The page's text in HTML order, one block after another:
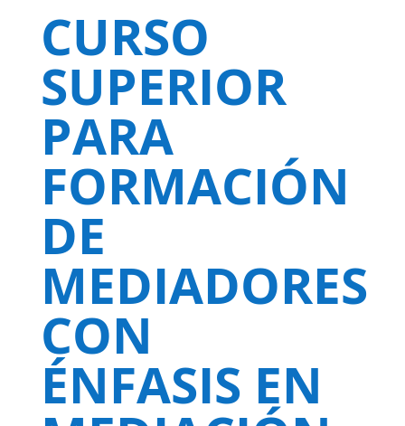
CURSO
SUPERIOR
PARA
FORMACIÓN
DE
MEDIADORES
CON
ÉNFASIS EN